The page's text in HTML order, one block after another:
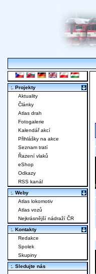
:. Projekty
Aktuality
Články
Atlas drah
Fotogalerie
Kalendář akcí
Přihlášky na akce
Seznam tratí
Řazení vlaků
eShop
Odkazy
RSS kanál
:. Weby
Atlas lokomotiv
Atlas vozů
Nejkrásnější nádraží ČR
:. Kontakty
Redakce
Spolek
Skupiny
:. Sledujte nás